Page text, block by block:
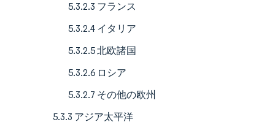
5.3.2.3 フランス
5.3.2.4 イタリア
5.3.2.5 北欧諸国
5.3.2.6 ロシア
5.3.2.7 その他の欧州
5.3.3 アジア太平洋